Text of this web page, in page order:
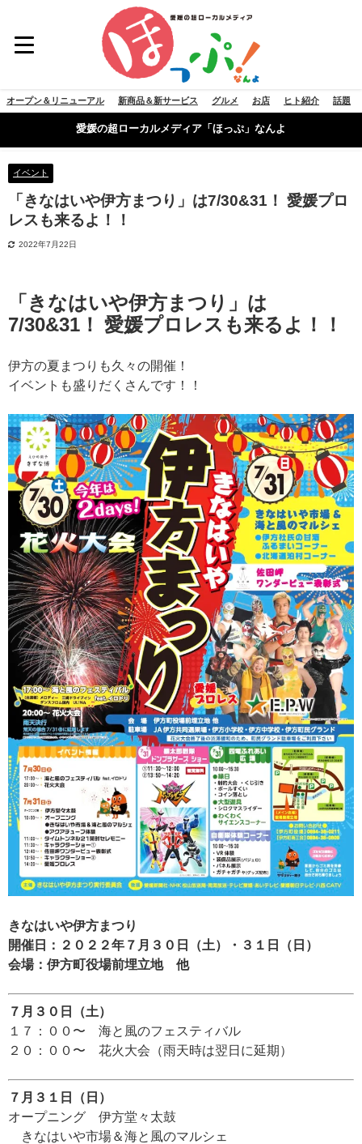
オープン＆リニューアル 新商品＆新サービス グルメ お店 ヒト紹介 話題
愛媛の超ローカルメディア「ほっぷ」なんよ
イベント
「きなはいや伊方まつり」は7/30&31！ 愛媛プロ
レスも来るよ！！
2022年7月22日
「きなはいや伊方まつり」は
7/30&31！ 愛媛プロレスも来るよ！！
伊方の夏まつりも久々の開催！
イベントも盛りだくさんです！！
きなはいや伊方まつり
開催日：２０２２年７月３０日（土）・３１日（日）
会場：伊方町役場前埋立地 他
７月３０日（土）
１７：００〜 海と風のフェスティバル
２０：００〜 花火大会（雨天時は翌日に延期）
７月３１日（日）
オープニング 伊方堂々太鼓
きなはいや市場＆海と風のマルシェ